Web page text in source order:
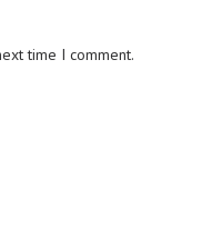
time I comment.